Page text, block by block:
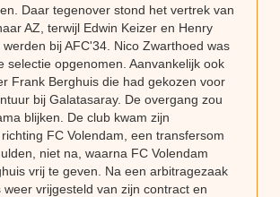
Daar tegenover stond het vertrek van
AZ, terwijl Edwin Keizer en Henry
bij AFC'34. Nico Zwarthoed was
selectie opgenomen. Aanvankelijk ook
Frank Berghuis die had gekozen voor
bij Galatasaray. De overgang zou
blijken. De club kwam zijn
FC Volendam, een transfersom
niet na, waarna FC Volendam
vrij te geven. Na een arbitragezaak
weer vrijgesteld van zijn contract en